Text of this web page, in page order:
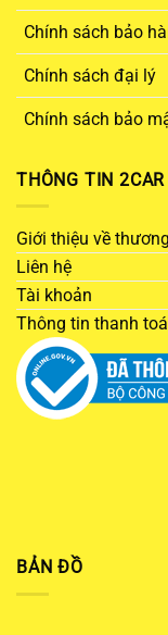
Chính sách bảo
Chính sách đại lý
Chính sách bảo
THÔNG TIN 2CAR
Giới thiệu về
Liên hệ
Tài khoản
Thông tin thanh
BẢN ĐỒ